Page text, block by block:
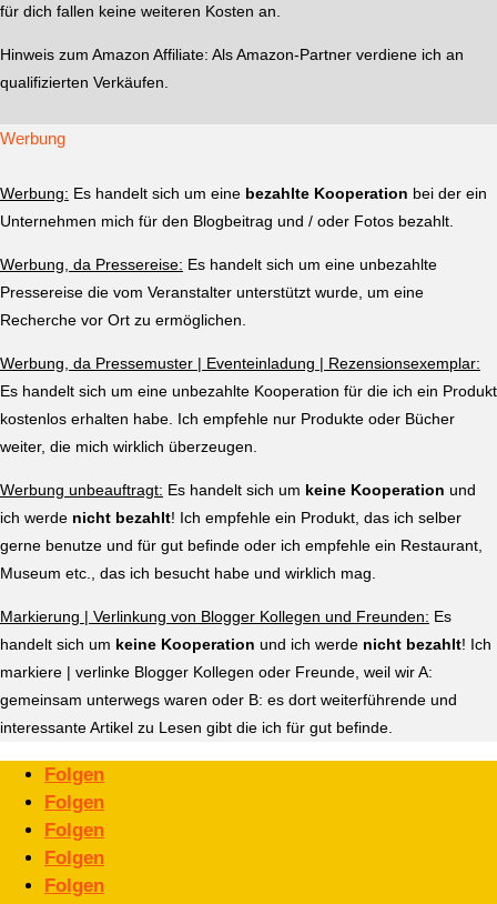
für dich fallen keine weiteren Kosten an.
Hinweis zum Amazon Affiliate: Als Amazon-Partner verdiene ich an
qualifizierten Verkäufen.
Werbung
Werbung: Es handelt sich um eine bezahlte Kooperation bei der ein
Unternehmen mich für den Blogbeitrag und / oder Fotos bezahlt.
Werbung, da Pressereise: Es handelt sich um eine unbezahlte
Pressereise die vom Veranstalter unterstützt wurde, um eine
Recherche vor Ort zu ermöglichen.
Werbung, da Pressemuster | Eventeinladung | Rezensionsexemplar:
Es handelt sich um eine unbezahlte Kooperation für die ich ein Produkt
kostenlos erhalten habe. Ich empfehle nur Produkte oder Bücher
weiter, die mich wirklich überzeugen.
Werbung unbeauftragt: Es handelt sich um keine Kooperation und
ich werde nicht bezahlt! Ich empfehle ein Produkt, das ich selber
gerne benutze und für gut befinde oder ich empfehle ein Restaurant,
Museum etc., das ich besucht habe und wirklich mag.
Markierung | Verlinkung von Blogger Kollegen und Freunden: Es
handelt sich um keine Kooperation und ich werde nicht bezahlt! Ich
markiere | verlinke Blogger Kollegen oder Freunde, weil wir A:
gemeinsam unterwegs waren oder B: es dort weiterführende und
interessante Artikel zu Lesen gibt die ich für gut befinde.
Folgen
Folgen
Folgen
Folgen
Folgen